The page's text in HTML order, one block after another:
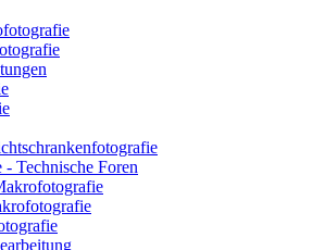
Technische Foren